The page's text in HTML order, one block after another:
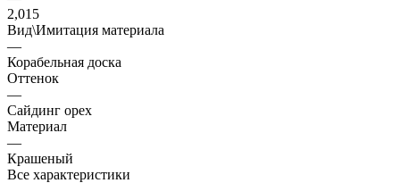
2,015
Вид\Имитация материала
—
Корабельная доска
Оттенок
—
Сайдинг орех
Материал
—
Крашеный
Все характеристики